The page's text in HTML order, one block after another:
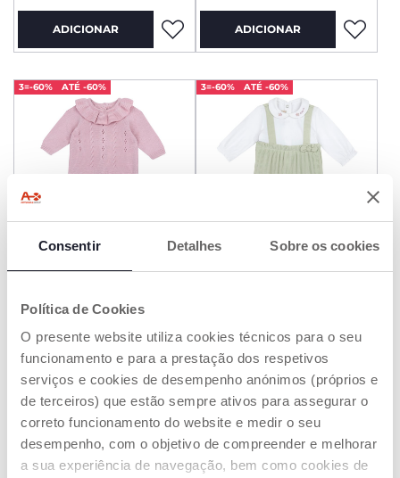
Consentir Detalhes Sobre os cookies
Política de Cookies
O presente website utiliza cookies técnicos para o seu
funcionamento e para a prestação dos respetivos
serviços e cookies de desempenho anónimos (próprios e
de terceiros) que estão sempre ativos para assegurar o
correto funcionamento do website e medir o seu
desempenho, com o objetivo de compreender e melhorar
a sua experiência de navegação, bem como cookies de
ADICIONAR ADICIONAR
3=-60% ATÉ -60%
de-rosa
3=-60% ATÉ -60%
ADICIONAR
3=-60% ATÉ -60% 3=-60% ATÉ -60%